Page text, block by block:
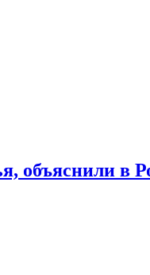
объяснили в